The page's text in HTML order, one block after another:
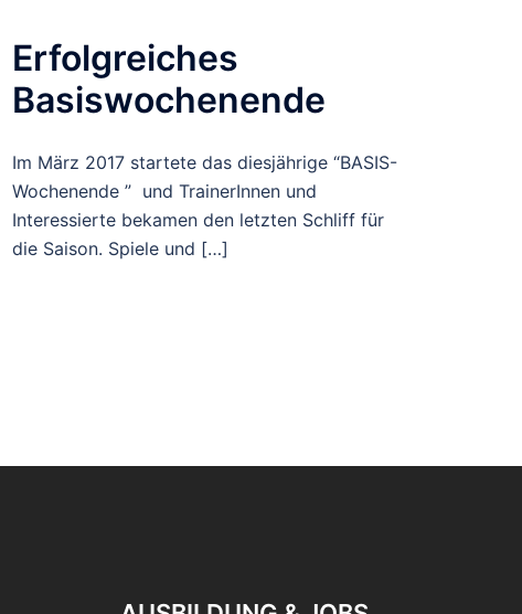
Erfolgreiches
Basiswochenende
Im März 2017 startete das diesjährige “BASIS-
Wochenende ” und TrainerInnen und
Interessierte bekamen den letzten Schliff für
die Saison. Spiele und […]